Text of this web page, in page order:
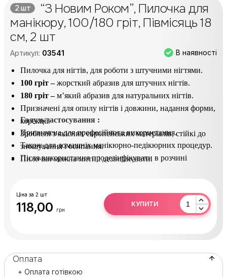
2 шт
“З Новим Роком”, Пилочка для
манікюру, 100/180 гріт, Півмісяць 18
см, 2 шт
Артикул: 03541 В наявності
Пилочка для нігтів, для роботи з штучними нігтями.
100 гріт –жорсткий абразив для штучних нігтів.
180 гріт –м’який абразив для натуральних нігтів.
Призначені для опилу нігтів і довжини, надання форми,
корекції.
Зроблені з якісних європейських матеріалів, стійкі до
зношування і осипання.
Пилочки можна мити і дезінфікувати.
Галузь застосування :
Призначена для професійного використання.
Також для домашніх манікюрно-педікюрних процедур.
Після використання продезінфікувати в розчині
Ціна за 2 шт
118,00 грн
КУПИТИ
Оплата
+ Оплата готівкою